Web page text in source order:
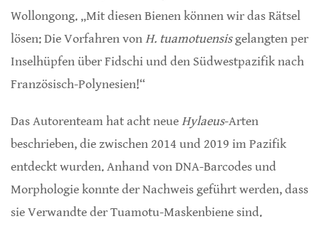
Wollongong. „Mit diesen Bienen können wir das Rätsel
lösen: Die Vorfahren vonH. tuamotuensisgelangten per
Inselhüpfen über Fidschi und den Südwestpazifik nach
Französisch-Polynesien!“
Das Autorenteam hat acht neueHylaeus-Arten
beschrieben, die zwischen 2014 und 2019 im Pazifik
entdeckt wurden. Anhand von DNA-Barcodes und
Morphologie konnte der Nachweis geführt werden, dass
sie Verwandte der Tuamotu-Maskenbiene sind.